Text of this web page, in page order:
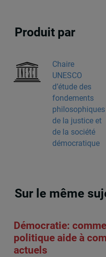
Produit par
Chaire
UNESCO
d’étude des
fondements
philosophiques
de la justice et
de la société
démocratique
Sur le même
Démocratie:
politique aide à
actuels